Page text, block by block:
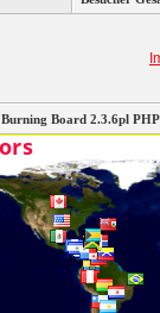
Burning Board 2.3.6pl